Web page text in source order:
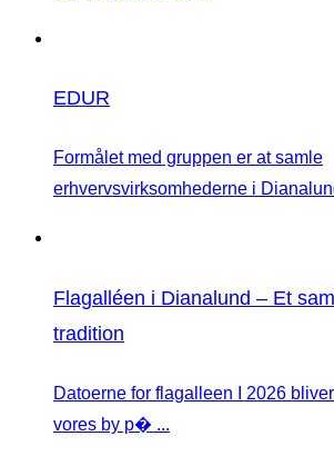
EDUR
Formålet med gruppen er at samle
erhvervsvirksomhederne i
Flagalléen i Dianalund – Et
tradition
Datoerne for flagalleen I 2026
vores by p� ...